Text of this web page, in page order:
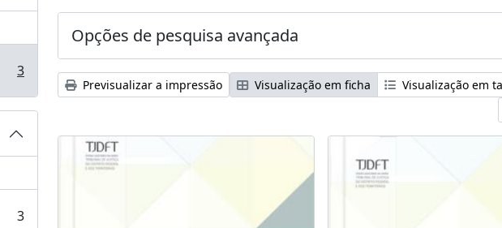
3
3
Opções de pesquisa avançada
Previsualizar a impressão Visualização em ficha
Visualização em